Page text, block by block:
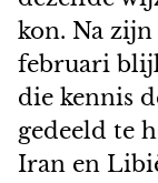
kon. Na zijn
februari
die kennis
gedeeld te
Iran en